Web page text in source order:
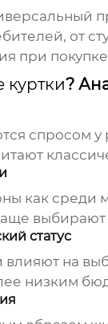
от
при
куртки?
спросом
как среди
статус
влияют на
низким